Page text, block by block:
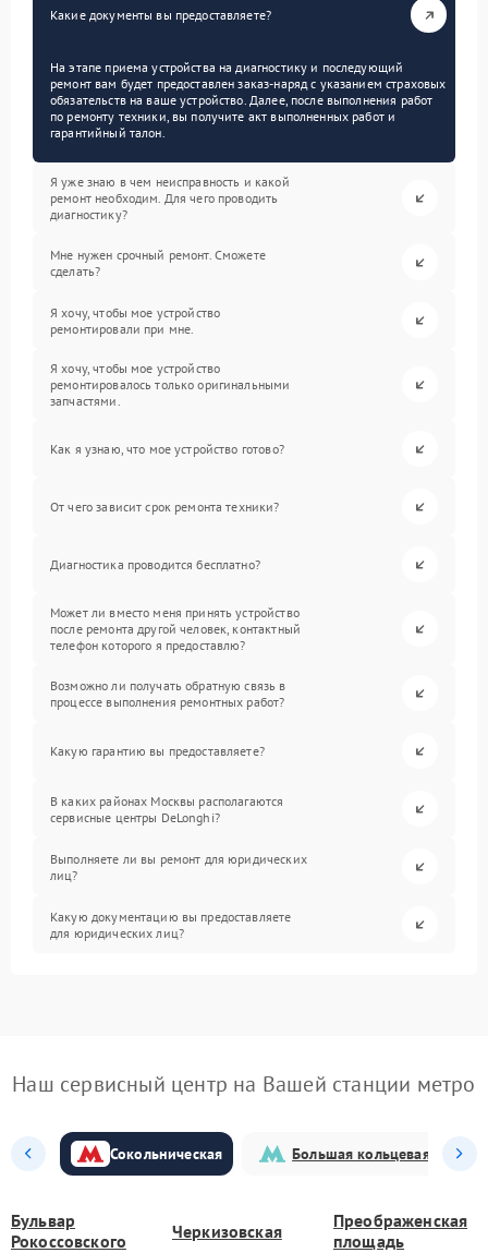
Какие документы вы предоставляете?
На этапе приема устройства на диагностику и последующий
ремонт вам будет предоставлен заказ-наряд с указанием страховых
обязательств на ваше устройство. Далее, после выполнения работ
по ремонту техники, вы получите акт выполненных работ и
гарантийный талон.
Я уже знаю в чем неисправность и какой
ремонт необходим. Для чего проводить
диагностику?
Мне нужен срочный ремонт. Сможете
сделать?
Я хочу, чтобы мое устройство
ремонтировали при мне.
Я хочу, чтобы мое устройство
ремонтировалось только оригинальными
запчастями.
Как я узнаю, что мое устройство готово?
От чего зависит срок ремонта техники?
Диагностика проводится бесплатно?
Может ли вместо меня принять устройство
после ремонта другой человек, контактный
телефон которого я предоставлю?
Возможно ли получать обратную связь в
процессе выполнения ремонтных работ?
Какую гарантию вы предоставляете?
В каких районах Москвы располагаются
сервисные центры DeLonghi?
Выполняете ли вы ремонт для юридических
лиц?
Какую документацию вы предоставляете
для юридических лиц?
Наш сервисный центр на Вашей станции метро
Сокольническая Большая кольцевая
Бульвар
Рокоссовского
Черкизовская
Преображенская
площадь